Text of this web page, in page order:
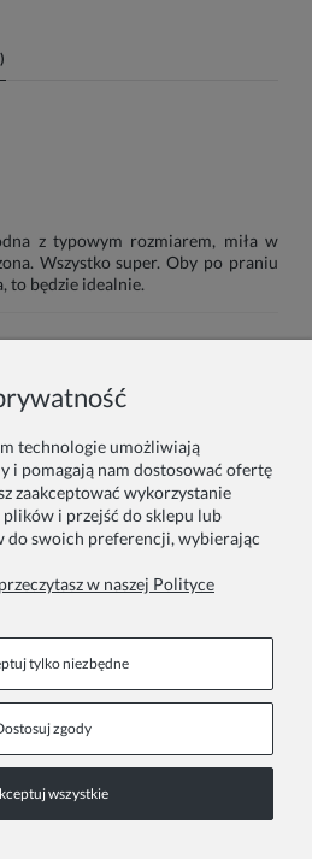
z typowym rozmiarem, miła w
Wszystko super. Oby po praniu
to będzie idealnie.
technologie umożliwiają
i pomagają nam dostosować ofertę
zaakceptować wykorzystanie
i przejść do sklepu lub
do swoich preferencji, wybierając
w naszej Polityce
tylko niezbędne
zgody
wszystkie